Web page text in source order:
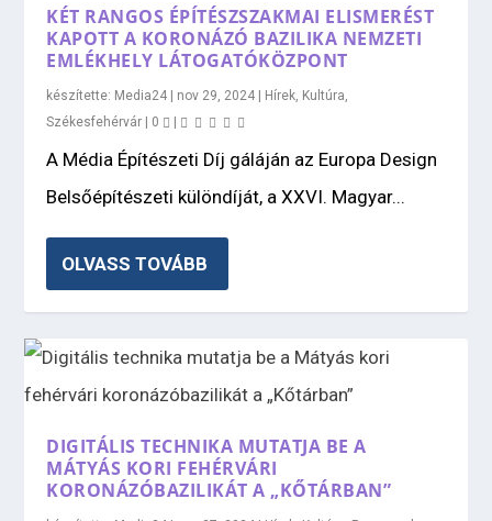
KÉT RANGOS ÉPÍTÉSZSZAKMAI ELISMERÉST
KAPOTT A KORONÁZÓ BAZILIKA NEMZETI
EMLÉKHELY LÁTOGATÓKÖZPONT
készítette: Media24 nov 29, 2024 Hírek, Kultúra,
Székesfehérvár
0
A Média Építészeti Díj gáláján az Europa Design
Belsőépítészeti különdíját, a XXVI. Magyar...
OLVASS TOVÁBB
DIGITÁLIS TECHNIKA MUTATJA BE A
MÁTYÁS KORI FEHÉRVÁRI
KORONÁZÓBAZILIKÁT A „KŐTÁRBAN”